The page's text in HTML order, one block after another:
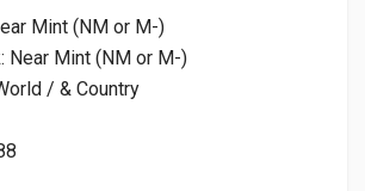
Mint (NM or M-)
Near Mint (NM or M-)
/ & Country